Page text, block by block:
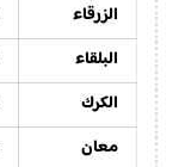
الزرقاء
البلقاء
الكرك
معان